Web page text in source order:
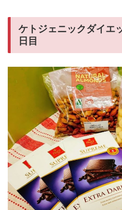
ケトジェニックダイエ
日目